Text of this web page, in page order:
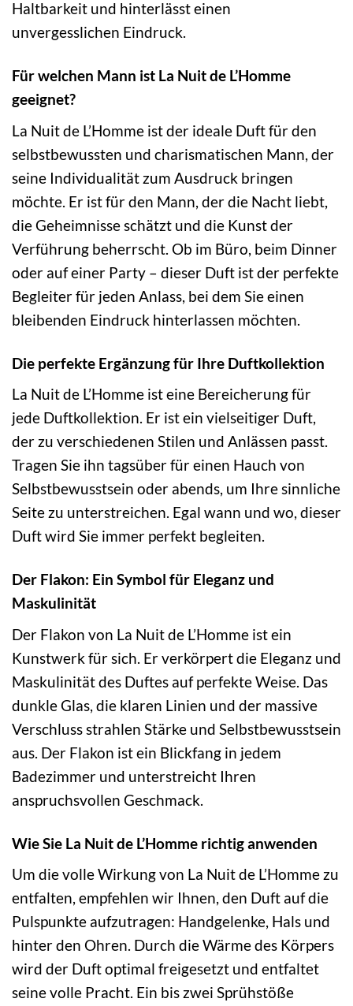
Haltbarkeit und hinterlässt einen
unvergesslichen Eindruck.
Für welchen Mann ist La Nuit de L’Homme
geeignet?
La Nuit de L’Homme ist der ideale Duft für den
selbstbewussten und charismatischen Mann, der
seine Individualität zum Ausdruck bringen
möchte. Er ist für den Mann, der die Nacht liebt,
die Geheimnisse schätzt und die Kunst der
Verführung beherrscht. Ob im Büro, beim Dinner
oder auf einer Party – dieser Duft ist der perfekte
Begleiter für jeden Anlass, bei dem Sie einen
bleibenden Eindruck hinterlassen möchten.
Die perfekte Ergänzung für Ihre Duftkollektion
La Nuit de L’Homme ist eine Bereicherung für
jede Duftkollektion. Er ist ein vielseitiger Duft,
der zu verschiedenen Stilen und Anlässen passt.
Tragen Sie ihn tagsüber für einen Hauch von
Selbstbewusstsein oder abends, um Ihre sinnliche
Seite zu unterstreichen. Egal wann und wo, dieser
Duft wird Sie immer perfekt begleiten.
Der Flakon: Ein Symbol für Eleganz und
Maskulinität
Der Flakon von La Nuit de L’Homme ist ein
Kunstwerk für sich. Er verkörpert die Eleganz und
Maskulinität des Duftes auf perfekte Weise. Das
dunkle Glas, die klaren Linien und der massive
Verschluss strahlen Stärke und Selbstbewusstsein
aus. Der Flakon ist ein Blickfang in jedem
Badezimmer und unterstreicht Ihren
anspruchsvollen Geschmack.
Wie Sie La Nuit de L’Homme richtig anwenden
Um die volle Wirkung von La Nuit de L’Homme zu
entfalten, empfehlen wir Ihnen, den Duft auf die
Pulspunkte aufzutragen: Handgelenke, Hals und
hinter den Ohren. Durch die Wärme des Körpers
wird der Duft optimal freigesetzt und entfaltet
seine volle Pracht. Ein bis zwei Sprühstöße